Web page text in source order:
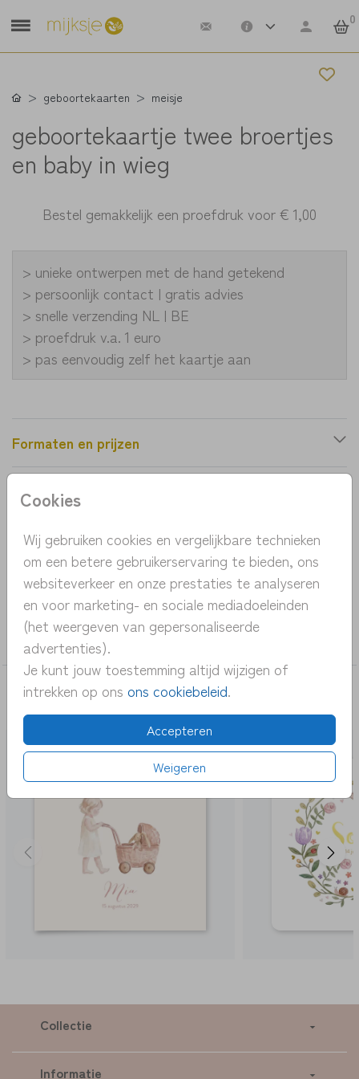
0
Cookies
Wij gebruiken cookies en vergelijkbare technieken
om een betere gebruikerservaring te bieden, ons
websiteverkeer en onze prestaties te analyseren
en voor marketing- en sociale mediadoeleinden
(het weergeven van gepersonaliseerde
advertenties).
Je kunt jouw toestemming altijd wijzigen of
intrekken op ons ons cookiebeleid.
Accepteren
Weigeren
geboortekaarten meisje
geboortekaartje twee broertjes
en baby in wieg
Bestel gemakkelijk een proefdruk voor€ 1,00
> unieke ontwerpen met de hand getekend
> persoonlijk contact | gratis advies
> snelle verzending NL | BE
> proefdruk v.a. 1 euro
> pas eenvoudig zelf het kaartje aan
Formaten en prijzen
Productinformatie
OMSCHRIJVING
geboortekaartje twee broertjes en baby in wieg
COLLECTIE
meisje
DEZE KAARTEN VIND JE MISSCHIEN OOK
LEUK
Collectie
Informatie